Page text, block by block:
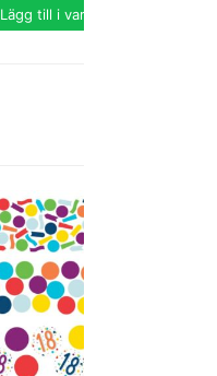
Lägg till i varukorg